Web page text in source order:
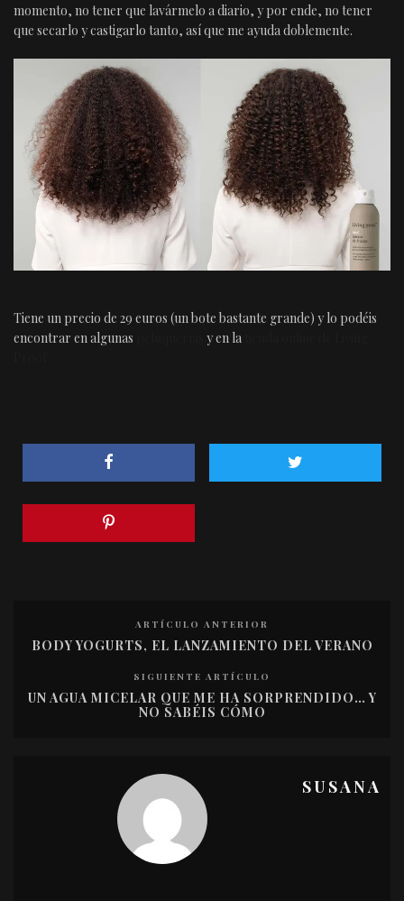
momento, no tener que lavármelo a diario, y por ende, no tener
que secarlo y castigarlo tanto, así que me ayuda doblemente.
Tiene un precio de 29 euros (un bote bastante grande) y lo podéis
encontrar en algunas
y en la
ARTÍCULO ANTERIOR
BODY YOGURTS, EL LANZAMIENTO DEL VERANO
SIGUIENTE ARTÍCULO
UN AGUA MICELAR QUE ME HA SORPRENDIDO… Y
NO SABÉIS CÓMO
SUSANA